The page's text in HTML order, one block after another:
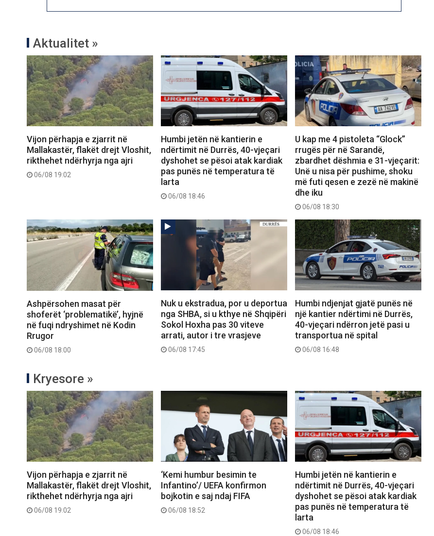
Aktualitet »
Vijon përhapja e zjarrit në
Mallakastër, flakët drejt Vloshit,
rikthehet ndërhyrja nga ajri
06/08 19:02
Humbi jetën në kantierin e
ndërtimit në Durrës, 40-vjeçari
dyshohet se pësoi atak kardiak
pas punës në temperatura të
larta
06/08 18:46
U kap me 4 pistoleta “Glock”
rrugës për në Sarandë,
zbardhet dëshmia e 31-vjeçarit:
Unë u nisa për pushime, shoku
më futi qesen e zezë në makinë
dhe iku
06/08 18:30
Ashpërsohen masat për
shoferët ‘problematikë’, hyjnë
në fuqi ndryshimet në Kodin
Rrugor
06/08 18:00
Nuk u ekstradua, por u deportua
nga SHBA, si u kthye në Shqipëri
Sokol Hoxha pas 30 viteve
arrati, autor i tre vrasjeve
06/08 17:45
Humbi ndjenjat gjatë punës në
një kantier ndërtimi në Durrës,
40-vjeçari ndërron jetë pasi u
transportua në spital
06/08 16:48
Kryesore »
Vijon përhapja e zjarrit në
Mallakastër, flakët drejt Vloshit,
rikthehet ndërhyrja nga ajri
06/08 19:02
‘Kemi humbur besimin te
Infantino’/ UEFA konfirmon
bojkotin e saj ndaj FIFA
06/08 18:52
Humbi jetën në kantierin e
ndërtimit në Durrës, 40-vjeçari
dyshohet se pësoi atak kardiak
pas punës në temperatura të
larta
06/08 18:46